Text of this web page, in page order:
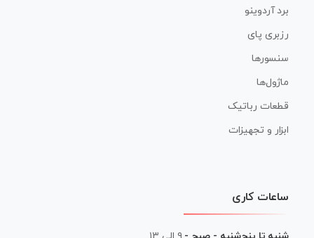
برد آردوینو
رزبری پای
سنسورها
ماژول‌ها
قطعات رباتیک
ابزار و تجهیزات
ساعات کاری